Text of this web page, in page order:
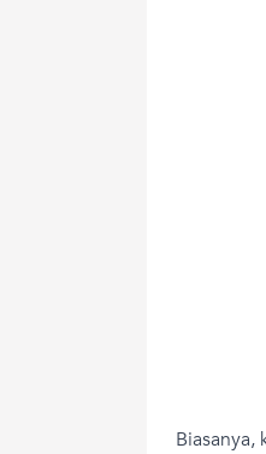
Biasanya,